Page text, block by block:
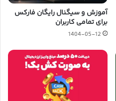
آموزش و سیگنال رایگان فارکس
برای تمامی کاربران
1404-05-12